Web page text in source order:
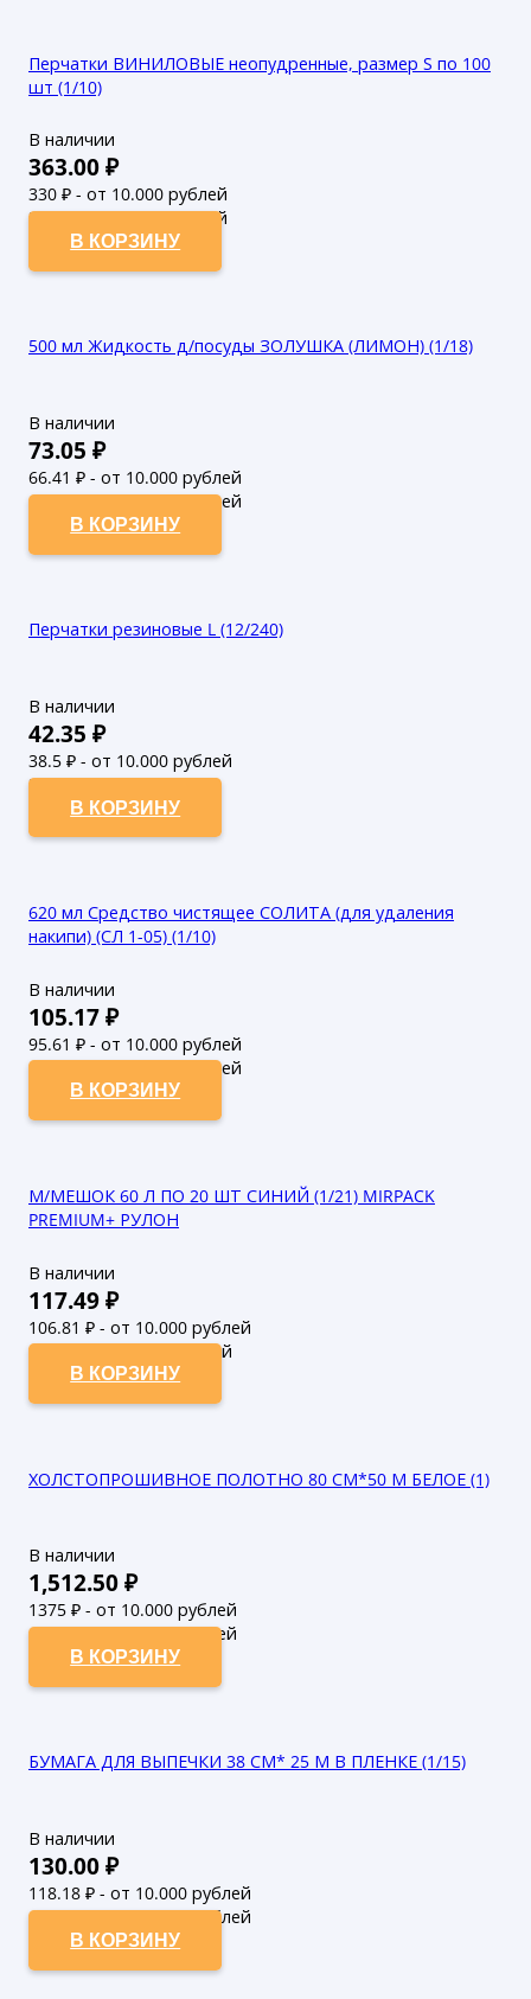
Перчатки ВИНИЛОВЫЕ неопудренные, размер S по 100
шт (1/10)
В наличии
363.00₽
330 ₽ - от 10.000 рублей
300₽ - от 50.000 рублей
В КОРЗИНУ
500 мл Жидкость д/посуды ЗОЛУШКА (ЛИМОН) (1/18)
В наличии
73.05 ₽
66.41 ₽ - от 10.000 рублей
60.37₽ - от 50.000 рублей
В КОРЗИНУ
Перчатки резиновые L (12/240)
В наличии
42.35 ₽
38.5 ₽ - от 10.000 рублей
35₽ - от 50.000 рублей
В КОРЗИНУ
620 мл Средство чистящее СОЛИТА (для удаления
накипи) (СЛ 1-05) (1/10)
В наличии
105.17₽
95.61 ₽ - от 10.000 рублей
86.92₽ - от 50.000 рублей
В КОРЗИНУ
М/МЕШОК 60 Л ПО 20 ШТ СИНИЙ (1/21) MIRPACK
PREMIUM+ РУЛОН
В наличии
117.49₽
106.81 ₽ - от 10.000 рублей
97.1₽ - от 50.000 рублей
В КОРЗИНУ
ХОЛСТОПРОШИВНОЕ ПОЛОТНО 80 СМ*50 М БЕЛОЕ (1)
В наличии
1,512.50₽
1375 ₽ - от 10.000 рублей
1250₽ - от 50.000 рублей
В КОРЗИНУ
БУМАГА ДЛЯ ВЫПЕЧКИ 38 СМ* 25 М В ПЛЕНКЕ (1/15)
В наличии
130.00₽
118.18 ₽ - от 10.000 рублей
107.44₽ - от 50.000 рублей
В КОРЗИНУ